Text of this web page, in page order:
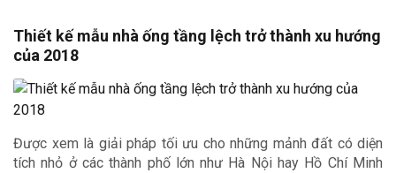
Thiết kế mẫu nhà ống tầng lệch trở thành xu hướng
của 2018
Được xem là giải pháp tối ưu cho những mảnh đất có diện
tích nhỏ ở các thành phố lớn như Hà Nội hay Hồ Chí Minh